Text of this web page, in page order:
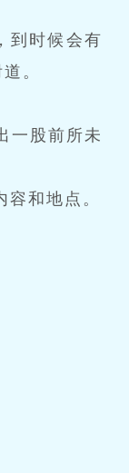
到时候会有
。
一股前所未
和地点。